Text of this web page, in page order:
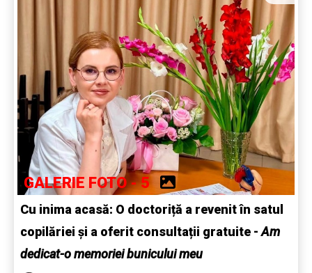
GALERIE FOTO - 5
Cu inima acasă: O doctoriță a revenit în satul
copilăriei și a oferit consultații gratuite -Am
dedicat-o memoriei bunicului meu